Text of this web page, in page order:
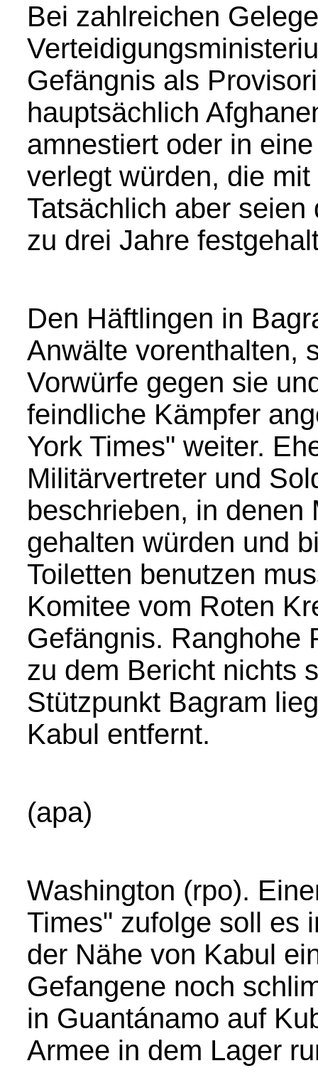
Bei zahlreichen
Gefängnis als
hauptsächlich
amnestiert oder in
verlegt würden, die
Tatsächlich aber
zu drei Jahre
Den Häftlingen in
Anwälte vorenthalten,
Vorwürfe gegen sie
feindliche Kämpfer
York Times" weiter.
Militärvertreter und
beschrieben, in denen
gehalten würden und
Toiletten benutzen
Komitee vom Roten
Gefängnis. Ranghohe
zu dem Bericht nichts
Stützpunkt Bagram
Kabul entfernt.
(apa)
Washington (rpo).
Times" zufolge soll es
der Nähe von Kabul
Gefangene noch
in Guantánamo auf
Armee in dem Lager